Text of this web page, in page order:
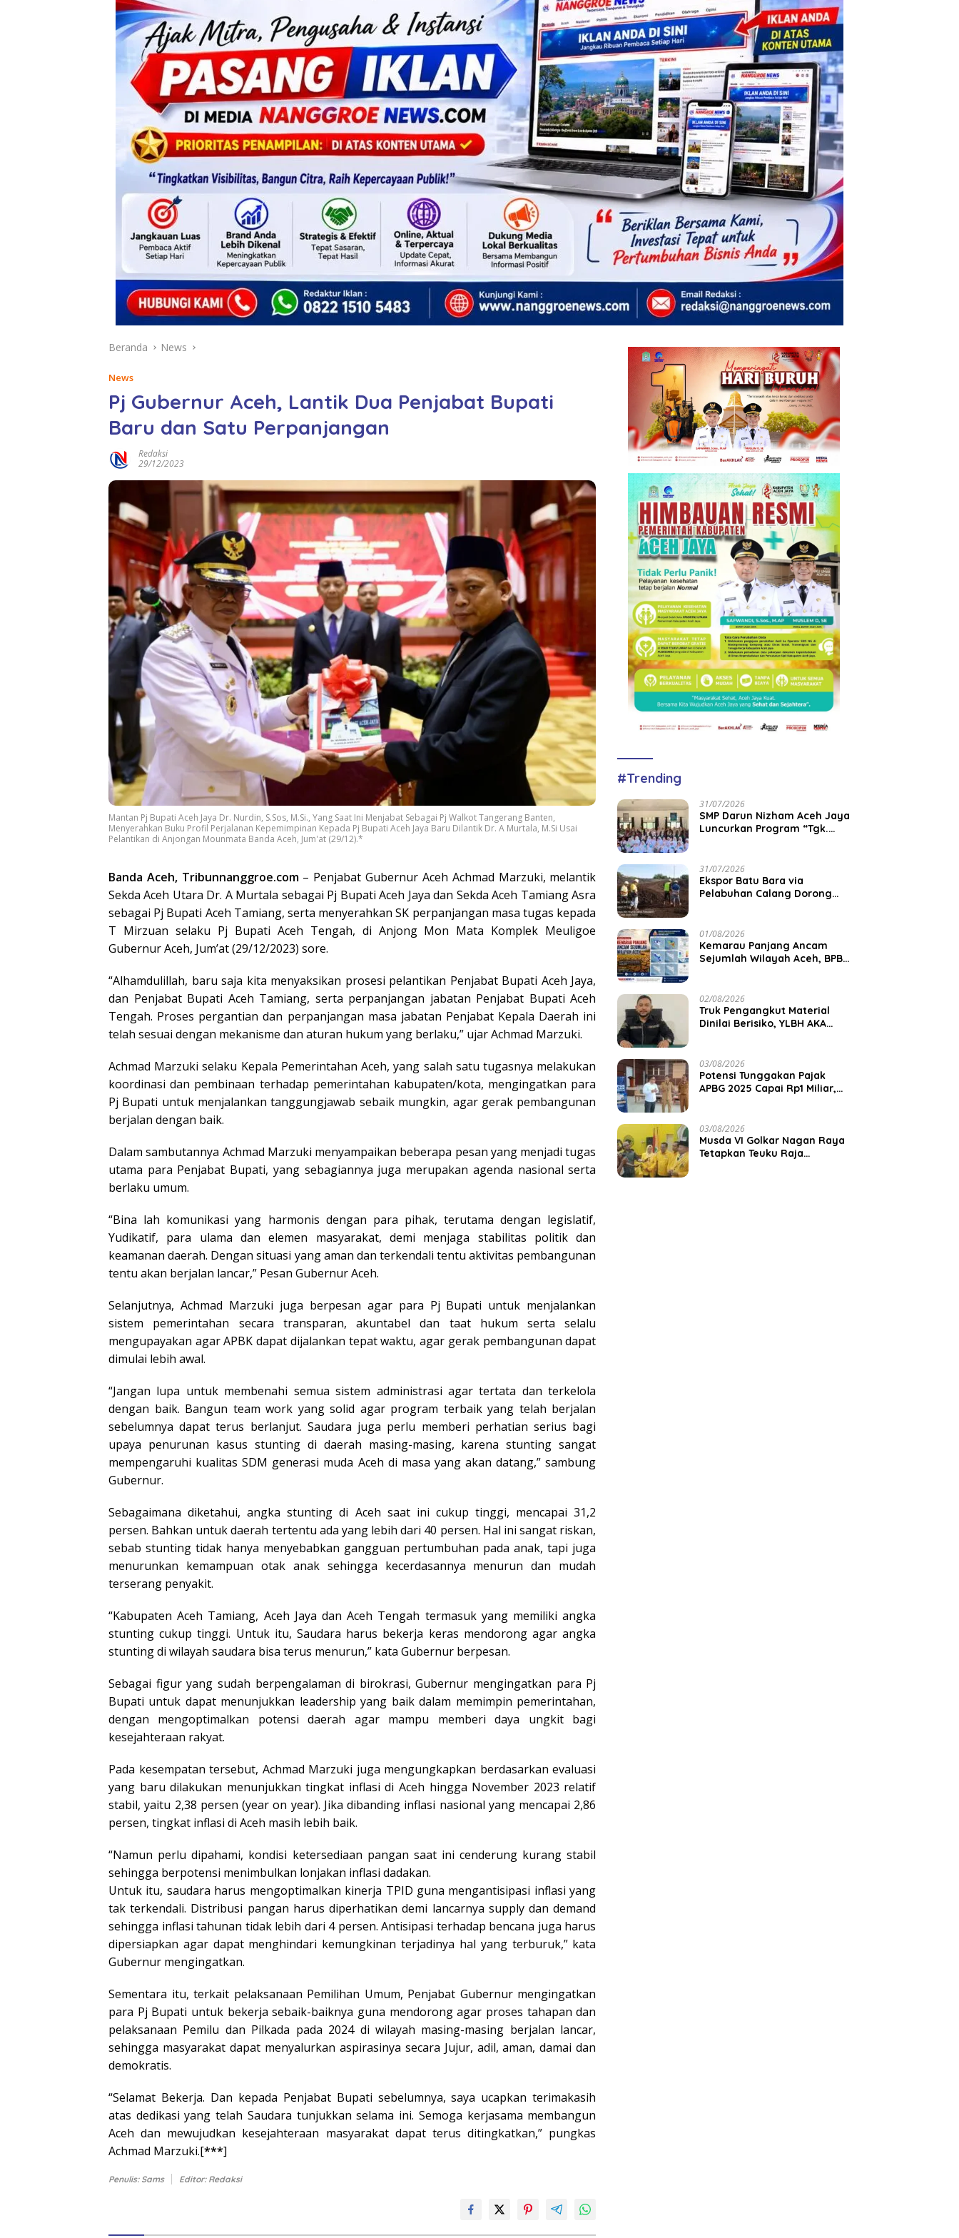
Beranda News
News
Pj Gubernur Aceh, Lantik Dua Penjabat Bupati
Baru dan Satu Perpanjangan
Redaksi
29/12/2023
Mantan Pj Bupati Aceh Jaya Dr. Nurdin, S.Sos, M.Si., Yang Saat Ini Menjabat Sebagai Pj Walkot Tangerang Banten,
Menyerahkan Buku Profil Perjalanan Kepemimpinan Kepada Pj Bupati Aceh Jaya Baru Dilantik Dr. A Murtala, M.Si Usai
Pelantikan di Anjongan Mounmata Banda Aceh, Jum'at (29/12).*
Banda Aceh, Tribunnanggroe.com– Penjabat Gubernur Aceh Achmad Marzuki, melantik
Sekda Aceh Utara Dr. A Murtala sebagai Pj Bupati Aceh Jaya dan Sekda Aceh Tamiang Asra
sebagai Pj Bupati Aceh Tamiang, serta menyerahkan SK perpanjangan masa tugas kepada
T Mirzuan selaku Pj Bupati Aceh Tengah, di Anjong Mon Mata Komplek Meuligoe
Gubernur Aceh, Jum’at (29/12/2023) sore.
“Alhamdulillah, baru saja kita menyaksikan prosesi pelantikan Penjabat Bupati Aceh Jaya,
dan Penjabat Bupati Aceh Tamiang, serta perpanjangan jabatan Penjabat Bupati Aceh
Tengah. Proses pergantian dan perpanjangan masa jabatan Penjabat Kepala Daerah ini
telah sesuai dengan mekanisme dan aturan hukum yang berlaku,” ujar Achmad Marzuki.
Achmad Marzuki selaku Kepala Pemerintahan Aceh, yang salah satu tugasnya melakukan
koordinasi dan pembinaan terhadap pemerintahan kabupaten/kota, mengingatkan para
Pj Bupati untuk menjalankan tanggungjawab sebaik mungkin, agar gerak pembangunan
berjalan dengan baik.
Dalam sambutannya Achmad Marzuki menyampaikan beberapa pesan yang menjadi tugas
utama para Penjabat Bupati, yang sebagiannya juga merupakan agenda nasional serta
berlaku umum.
“Bina lah komunikasi yang harmonis dengan para pihak, terutama dengan legislatif,
Yudikatif, para ulama dan elemen masyarakat, demi menjaga stabilitas politik dan
keamanan daerah. Dengan situasi yang aman dan terkendali tentu aktivitas pembangunan
tentu akan berjalan lancar,” Pesan Gubernur Aceh.
Selanjutnya, Achmad Marzuki juga berpesan agar para Pj Bupati untuk menjalankan
sistem pemerintahan secara transparan, akuntabel dan taat hukum serta selalu
mengupayakan agar APBK dapat dijalankan tepat waktu, agar gerak pembangunan dapat
dimulai lebih awal.
“Jangan lupa untuk membenahi semua sistem administrasi agar tertata dan terkelola
dengan baik. Bangun team work yang solid agar program terbaik yang telah berjalan
sebelumnya dapat terus berlanjut. Saudara juga perlu memberi perhatian serius bagi
upaya penurunan kasus stunting di daerah masing-masing, karena stunting sangat
mempengaruhi kualitas SDM generasi muda Aceh di masa yang akan datang,” sambung
Gubernur.
Sebagaimana diketahui, angka stunting di Aceh saat ini cukup tinggi, mencapai 31,2
persen. Bahkan untuk daerah tertentu ada yang lebih dari 40 persen. Hal ini sangat riskan,
sebab stunting tidak hanya menyebabkan gangguan pertumbuhan pada anak, tapi juga
menurunkan kemampuan otak anak sehingga kecerdasannya menurun dan mudah
terserang penyakit.
“Kabupaten Aceh Tamiang, Aceh Jaya dan Aceh Tengah termasuk yang memiliki angka
stunting cukup tinggi. Untuk itu, Saudara harus bekerja keras mendorong agar angka
stunting di wilayah saudara bisa terus menurun,” kata Gubernur berpesan.
Sebagai figur yang sudah berpengalaman di birokrasi, Gubernur mengingatkan para Pj
Bupati untuk dapat menunjukkan leadership yang baik dalam memimpin pemerintahan,
dengan mengoptimalkan potensi daerah agar mampu memberi daya ungkit bagi
kesejahteraan rakyat.
Pada kesempatan tersebut, Achmad Marzuki juga mengungkapkan berdasarkan evaluasi
yang baru dilakukan menunjukkan tingkat inflasi di Aceh hingga November 2023 relatif
stabil, yaitu 2,38 persen (year on year). Jika dibanding inflasi nasional yang mencapai 2,86
persen, tingkat inflasi di Aceh masih lebih baik.
“Namun perlu dipahami, kondisi ketersediaan pangan saat ini cenderung kurang stabil
sehingga berpotensi menimbulkan lonjakan inflasi dadakan.
Untuk itu, saudara harus mengoptimalkan kinerja TPID guna mengantisipasi inflasi yang
tak terkendali. Distribusi pangan harus diperhatikan demi lancarnya supply dan demand
sehingga inflasi tahunan tidak lebih dari 4 persen. Antisipasi terhadap bencana juga harus
dipersiapkan agar dapat menghindari kemungkinan terjadinya hal yang terburuk,” kata
Gubernur mengingatkan.
Sementara itu, terkait pelaksanaan Pemilihan Umum, Penjabat Gubernur mengingatkan
para Pj Bupati untuk bekerja sebaik-baiknya guna mendorong agar proses tahapan dan
pelaksanaan Pemilu dan Pilkada pada 2024 di wilayah masing-masing berjalan lancar,
sehingga masyarakat dapat menyalurkan aspirasinya secara Jujur, adil, aman, damai dan
demokratis.
“Selamat Bekerja. Dan kepada Penjabat Bupati sebelumnya, saya ucapkan terimakasih
atas dedikasi yang telah Saudara tunjukkan selama ini. Semoga kerjasama membangun
Aceh dan mewujudkan kesejahteraan masyarakat dapat terus ditingkatkan,” pungkas
Achmad Marzuki.[***]
Penulis: Sams Editor: Redaksi
#Trending
31/07/2026
SMP Darun Nizham Aceh Jaya
Luncurkan Program “Tgk.
Siswa
31/07/2026
‎Ekspor Batu Bara via
Pelabuhan Calang Dorong
Lokal
01/08/2026
Kemarau Panjang Ancam
Sejumlah Wilayah Aceh, BPBK
02/08/2026
Truk Pengangkut Material
Dinilai Berisiko, YLBH AKA
03/08/2026
Potensi Tunggakan Pajak
APBG 2025 Capai Rp1 Miliar,
03/08/2026
Musda VI Golkar Nagan Raya
Tetapkan Teuku Raja